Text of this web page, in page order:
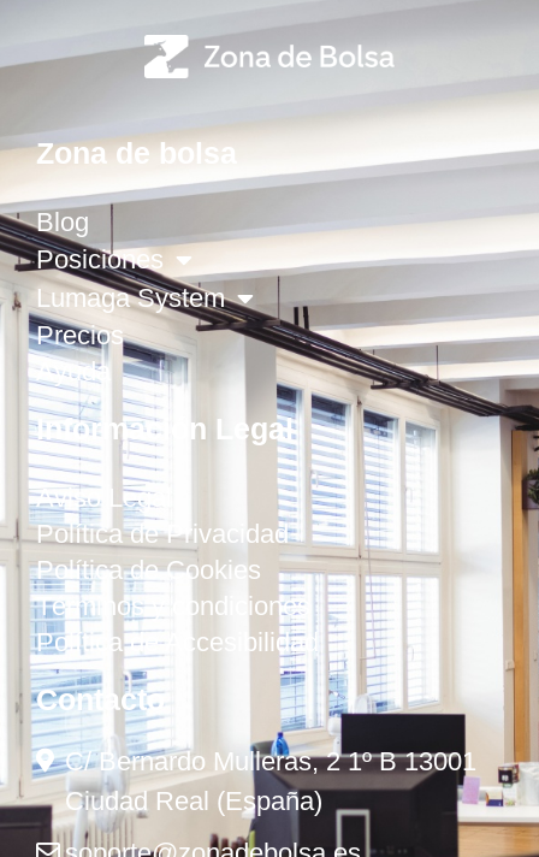
Zona de bolsa
Blog
Posiciones
Lumaga System
Precios
Ayuda
Información Legal
Aviso Legal
Política de Privacidad
Política de Cookies
Términos y condiciones
Política de Accesibilidad
Contacto
C/ Bernardo Mulleras, 2 1º B 13001
Ciudad Real (España)